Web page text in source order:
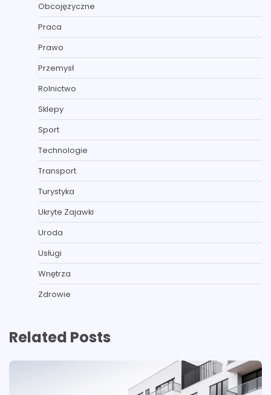
Obcojęzyczne
Praca
Prawo
Przemysł
Rolnictwo
Sklepy
Sport
Technologie
Transport
Turystyka
Ukryte Zajawki
Uroda
Usługi
Wnętrza
Zdrowie
Related Posts